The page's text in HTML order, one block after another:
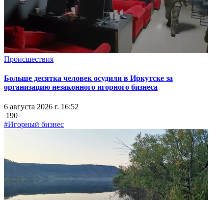
Происшествия
Больше десятка человек осудили в Иркутске за
организацию незаконного игорного бизнеса
6 августа 2026 г. 16:52
190
#Игорный бизнес